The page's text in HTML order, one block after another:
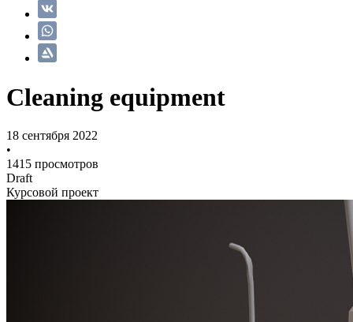
Cleaning equipment
18 сентября 2022
•
1415 просмотров
Draft
Курсовой проект